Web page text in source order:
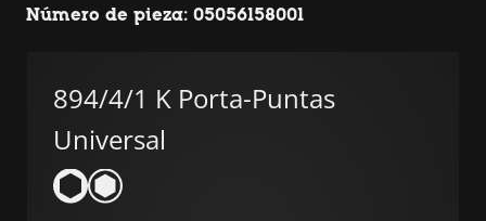
Número de pieza: 05056158001
894/4/1 K Porta-Puntas
Universal